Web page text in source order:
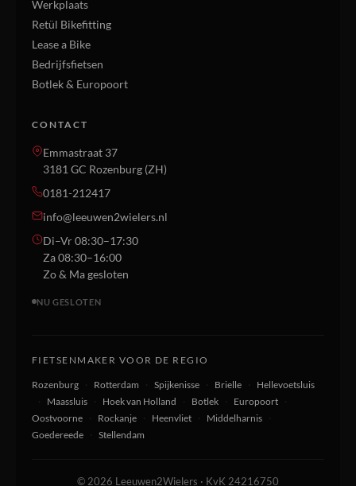
Werkplaats
Retül Bikefitting
Lease a Bike
Bedrijfsfietsen
Botlek & Europoort
CONTACT
Emmastraat 37
3181 GC Rozenburg (ZH)
0181-212417
info@leeuwen2wielers.nl
Di–Vr 08:30–17:30
Za 08:30–16:00
Zo & Ma gesloten
NU GESLOTEN
FIETSENMAKER VOOR DE REGIO
Rozenburg Rotterdam Spijkenisse Brielle
Hellevoetsluis
Maassluis Hoek van Holland Botlek Europoort
Oostvoorne
Rockanje Heenvliet Middelharnis
Goedereede
Stellendam
© 2026 Leeuwen2Wielers · KvK 24216750